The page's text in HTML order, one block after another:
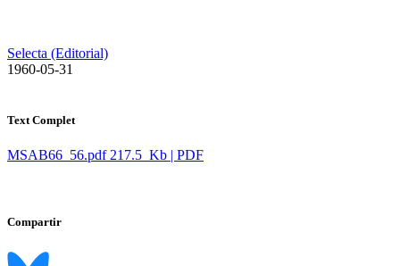
Selecta (Editorial)
​ 1960-05-31
Text Complet
MSAB66_56.pdf 217.5 Kb | PDF
Compartir